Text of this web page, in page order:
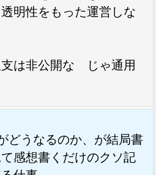
明性をもった運営しな
は非公開な じゃ通用
どうなるのか、が結局書
感想書くだけのクソ記